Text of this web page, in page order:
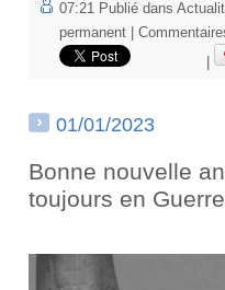
07:21 Publié dans
permanent
01/01/2023
Bonne nouvelle
toujours en Guerre